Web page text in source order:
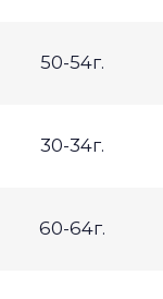
50-54г.
30-34г.
60-64г.